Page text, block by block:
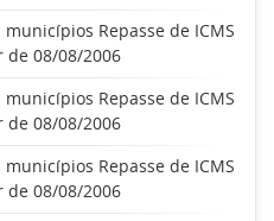
Repasse de ICMS
de 08/08/2006
Repasse de ICMS
de 08/08/2006
Repasse de ICMS
de 08/08/2006